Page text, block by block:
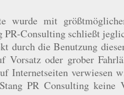
wurde mit
PR-Consulting schließt
durch die Benutzung
Vorsatz oder grober
Internetseiten verwiesen
PR Consulting keine